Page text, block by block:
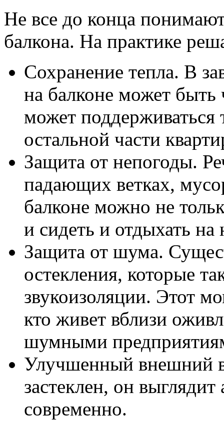
Не все до конца
балкона. На практике
Сохранение тепла. В
на балконе может быть
может поддерживаться
остальной части
Защита от непогоды.
падающих ветках,
балконе можно не
и сидеть и отдыхать
Защита от шума.
остекления, которые
звукоизоляции. Этот
кто живет вблизи
шумными
Улучшенный внешний
застеклен, он
современно.